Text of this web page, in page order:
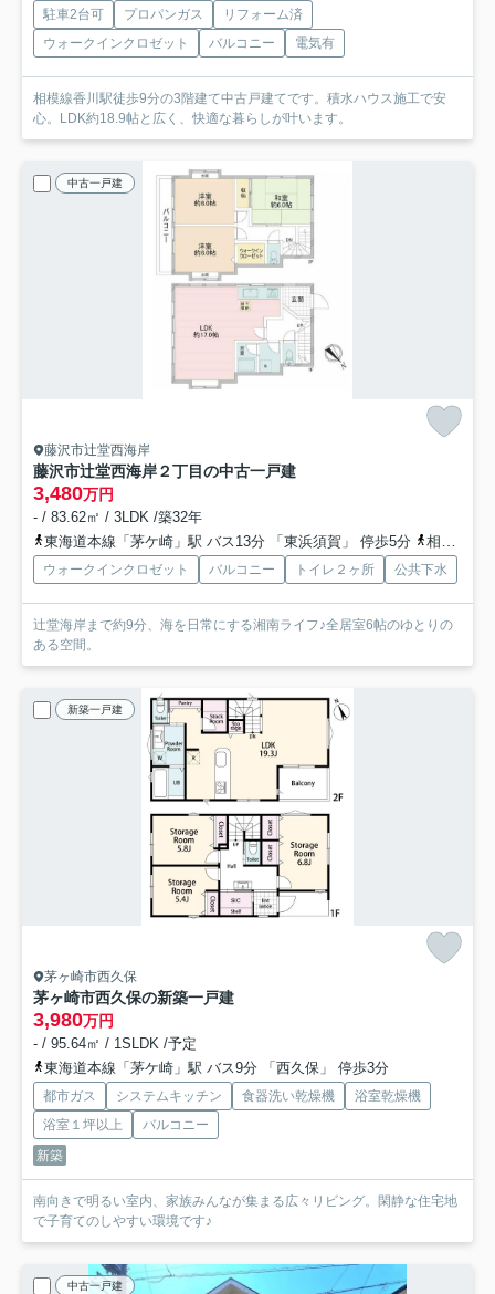
駐車2台可 プロパンガス
リフォーム済
ウォークインクロゼット
バルコニー 電気有
相模線香川駅徒歩9分の3階建て中古戸建てです。積水ハウス施工で安
心。LDK約18.9帖と広く、快適な暮らしが叶います。
中古一戸建
藤沢市辻堂西海岸
藤沢市辻堂西海岸２丁目の中古一戸建
3,480万円
- / 83.62㎡ / 3LDK /築32年
東海道本線「茅ケ崎」駅 バス13分 「東浜須賀」 停歩5分
相模線「茅ケ崎」駅 バス13分 「東浜須賀」 停歩5分
ウォークインクロゼット バルコニー トイレ２ヶ所 公共下水
辻堂海岸まで約9分、海を日常にする湘南ライフ♪全居室6帖のゆとりの
ある空間。
新築一戸建
茅ヶ崎市西久保
茅ヶ崎市西久保の新築一戸建
3,980万円
- / 95.64㎡ / 1SLDK /予定
東海道本線「茅ケ崎」駅 バス9分 「西久保」 停歩3分
都市ガス システムキッチン 食器洗い乾燥機
浴室乾燥機
浴室１坪以上
バルコニー
新築
南向きで明るい室内、家族みんなが集まる広々リビング。閑静な住宅地
で子育てのしやすい環境です♪
中古一戸建